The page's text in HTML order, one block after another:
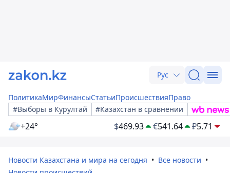
Рус
ПолитикаМирФинансыСтатьиПроисшествияПраво
#Выборы в Курултай
#Казахстан в сравнении
+24° $469.93 €541.64 ₽5.71
Новости Казахстана и мира на сегодня
Все новости